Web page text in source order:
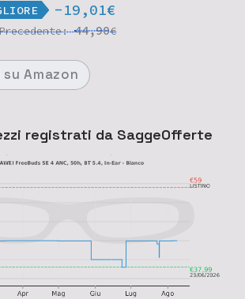
-19,01€
44,90€
su Amazon
registrati da SaggeOfferte